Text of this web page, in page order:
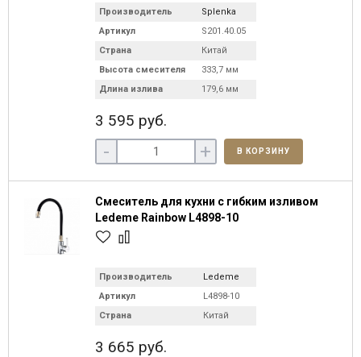
Производитель
Splenka
Артикул
S201.40.05
Страна
Китай
Высота смесителя
333,7 мм
Длина излива
179,6 мм
3 595 руб.
- + В КОРЗИНУ
Смеситель для кухни с гибким изливом
Ledeme Rainbow L4898-10
Производитель
Ledeme
Артикул
L4898-10
Страна
Китай
3 665 руб.